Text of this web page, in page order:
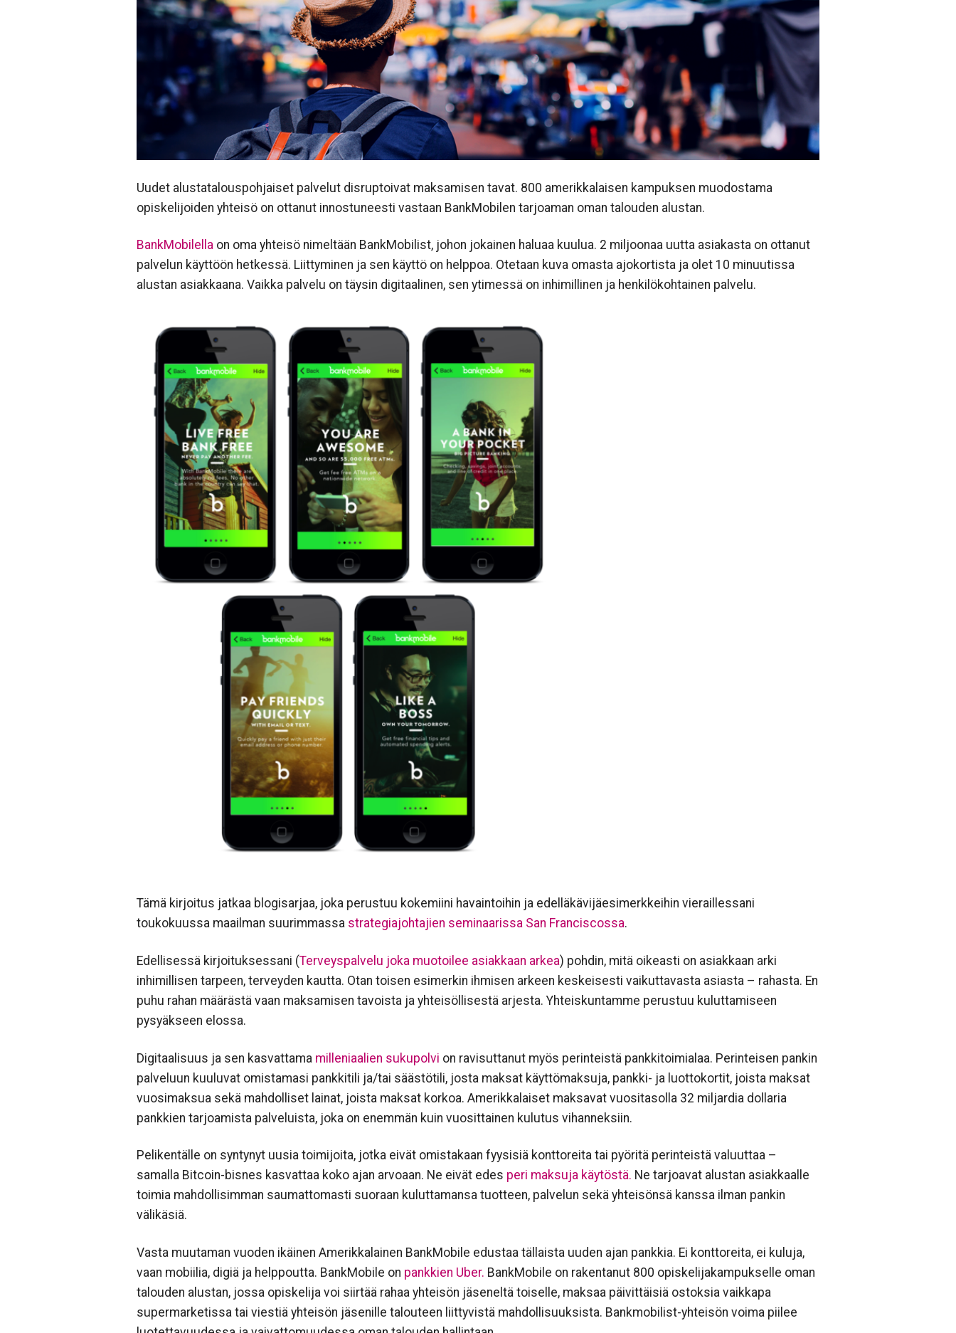
Uudet alustatalouspohjaiset palvelut disruptoivat maksamisen tavat. 800 amerikkalaisen kampuksen muodostama
opiskelijoiden yhteisö on ottanut innostuneesti vastaan BankMobilen tarjoaman oman talouden alustan.
BankMobilella on oma yhteisö nimeltään BankMobilist, johon jokainen haluaa kuulua. 2 miljoonaa uutta asiakasta on ottanut
palvelun käyttöön hetkessä. Liittyminen ja sen käyttö on helppoa. Otetaan kuva omasta ajokortista ja olet 10 minuutissa
alustan asiakkaana. Vaikka palvelu on täysin digitaalinen, sen ytimessä on inhimillinen ja henkilökohtainen palvelu.
Tämä kirjoitus jatkaa blogisarjaa, joka perustuu kokemiini havaintoihin ja edelläkävijäesimerkkeihin vieraillessani
toukokuussa maailman suurimmassa strategiajohtajien seminaarissa San Franciscossa.
Edellisessä kirjoituksessani (Terveyspalvelu joka muotoilee asiakkaan arkea) pohdin, mitä oikeasti on asiakkaan arki
inhimillisen tarpeen, terveyden kautta. Otan toisen esimerkin ihmisen arkeen keskeisesti vaikuttavasta asiasta – rahasta. En
puhu rahan määrästä vaan maksamisen tavoista ja yhteisöllisestä arjesta. Yhteiskuntamme perustuu kuluttamiseen
pysyäkseen elossa.
Digitaalisuus ja sen kasvattama milleniaalien sukupolvi on ravisuttanut myös perinteistä pankkitoimialaa. Perinteisen pankin
palveluun kuuluvat omistamasi pankkitili ja/tai säästötili, josta maksat käyttömaksuja, pankki- ja luottokortit, joista maksat
vuosimaksua sekä mahdolliset lainat, joista maksat korkoa. Amerikkalaiset maksavat vuositasolla 32 miljardia dollaria
pankkien tarjoamista palveluista, joka on enemmän kuin vuosittainen kulutus vihanneksiin.
Pelikentälle on syntynyt uusia toimijoita, jotka eivät omistakaan fyysisiä konttoreita tai pyöritä perinteistä valuuttaa –
samalla Bitcoin-bisnes kasvattaa koko ajan arvoaan. Ne eivät edes peri maksuja käytöstä. Ne tarjoavat alustan asiakkaalle
toimia mahdollisimman saumattomasti suoraan kuluttamansa tuotteen, palvelun sekä yhteisönsä kanssa ilman pankin
välikäsiä.
Vasta muutaman vuoden ikäinen Amerikkalainen BankMobile edustaa tällaista uuden ajan pankkia. Ei konttoreita, ei kuluja,
vaan mobiilia, digiä ja helppoutta. BankMobile on pankkien Uber. BankMobile on rakentanut 800 opiskelijakampukselle oman
talouden alustan, jossa opiskelija voi siirtää rahaa yhteisön jäseneltä toiselle, maksaa päivittäisiä ostoksia vaikkapa
supermarketissa tai viestiä yhteisön jäsenille talouteen liittyvistä mahdollisuuksista. Bankmobilist-yhteisön voima piilee